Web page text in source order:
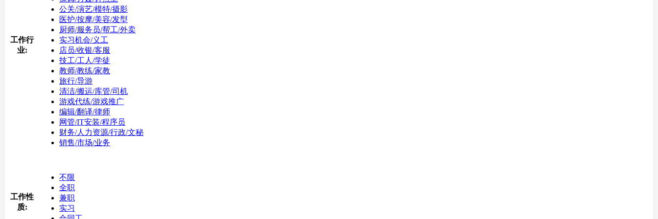
工作行
业:
公关/演艺/模特/摄影
医护/按摩/美容/发型
厨师/服务员/帮工/外卖
实习机会/义工
店员/收银/客服
技工/工人/学徒
教师/教练/家教
旅行/导游
清洁/搬运/库管/司机
游戏代练/游戏推广
编辑/翻译/律师
网管/IT安装/程序员
财务/人力资源/行政/文秘
销售/市场/业务
工作性
质:
不限
全职
兼职
实习